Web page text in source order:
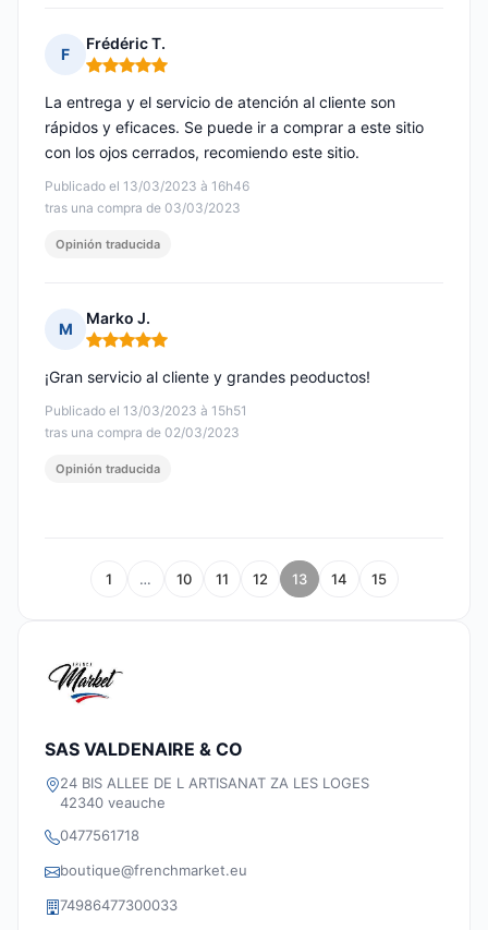
F
Frédéric T.
Nota: 5 de 5
Publicado el 13/03/2023 à 16h46
tras una compra de 03/03/2023
La entrega y el servicio de atención al cliente son
rápidos y eficaces. Se puede ir a comprar a este sitio
con los ojos cerrados, recomiendo este sitio.
Opinión traducida
M
Marko J.
Nota: 5 de 5
Publicado el 13/03/2023 à 15h51
tras una compra de 02/03/2023
¡Gran servicio al cliente y grandes peoductos!
Opinión traducida
1 … 10 11 12 13 14 15
SAS VALDENAIRE & CO
24 BIS ALLEE DE L ARTISANAT ZA LES LOGES
42340 veauche
0477561718
boutique@frenchmarket.eu
74986477300033